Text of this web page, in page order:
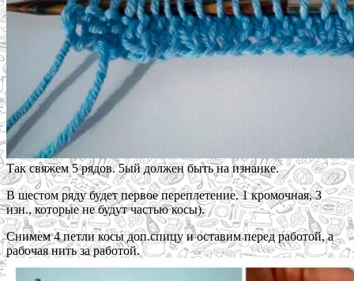
Так свяжем 5 рядов. 5ый должен быть на изнанке.
В шестом ряду будет первое переплетение. 1 кромочная, 3
изн., которые не будут частью косы).
Снимем 4 петли косы доп.спицу и оставим перед работой, а
рабочая нить за работой.